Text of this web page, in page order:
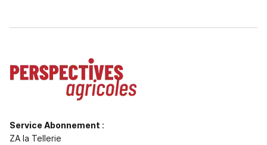
Service Abonnement :
ZA la Tellerie